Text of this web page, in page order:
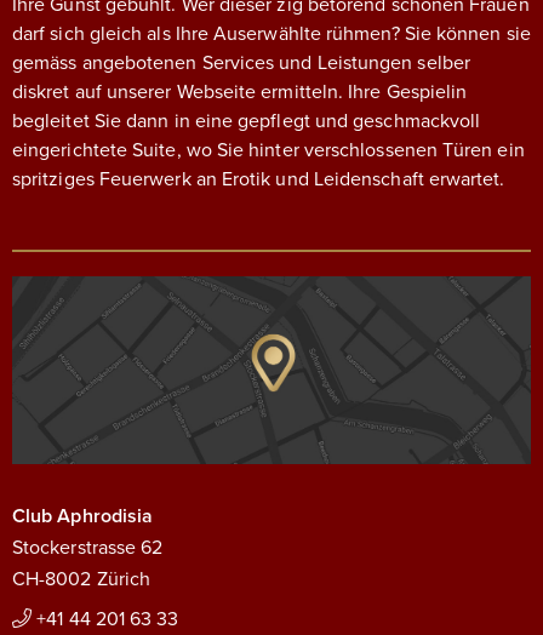
darf sich gleich als Ihre Auserwählte rühmen? Sie können sie
gemäss angebotenen Services und Leistungen selber
diskret auf unserer Webseite ermitteln. Ihre Gespielin
begleitet Sie dann in eine gepflegt und geschmackvoll
eingerichtete Suite, wo Sie hinter verschlossenen Türen ein
spritziges Feuerwerk an Erotik und Leidenschaft erwartet.
Club Aphrodisia
Stockerstrasse 62
CH-8002 Zürich
+41 44 201 63 33